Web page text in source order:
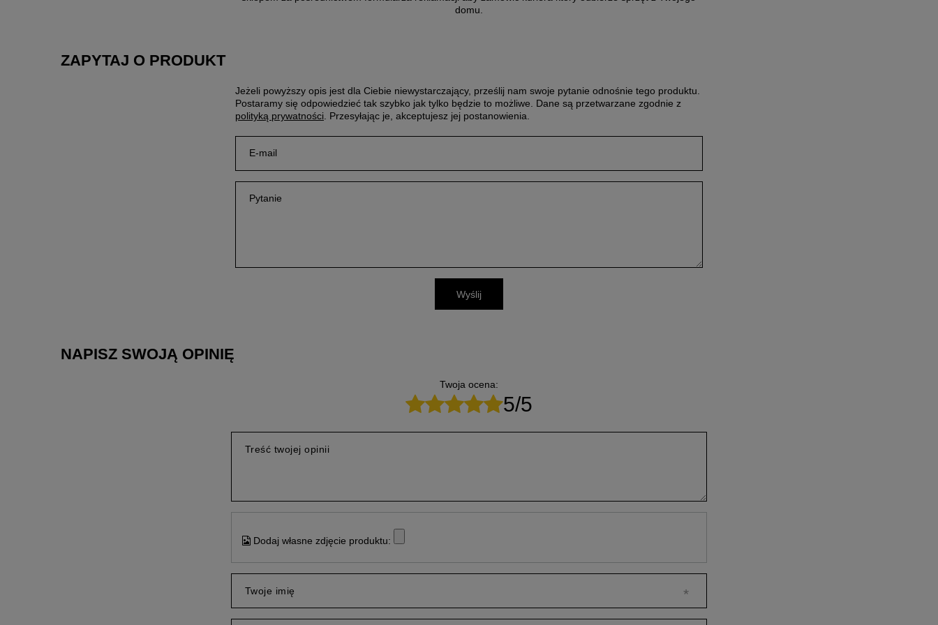
domu.
ZAPYTAJ O PRODUKT
Jeżeli powyższy opis jest dla Ciebie niewystarczający, prześlij nam swoje pytanie odnośnie tego produktu.
Postaramy się odpowiedzieć tak szybko jak tylko będzie to możliwe. Dane są przetwarzane zgodnie z
polityką prywatności . Przesyłając je, akceptujesz jej postanowienia.
E-mail
Pytanie
Wyślij
NAPISZ SWOJĄ OPINIĘ
Twoja ocena:
5/5
Treść twojej opinii
Dodaj własne zdjęcie produktu:
Twoje imię